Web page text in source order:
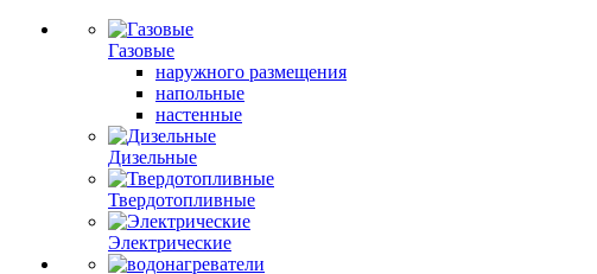
Газовые
наружного размещения
напольные
настенные
Дизельные
Твердотопливные
Электрические